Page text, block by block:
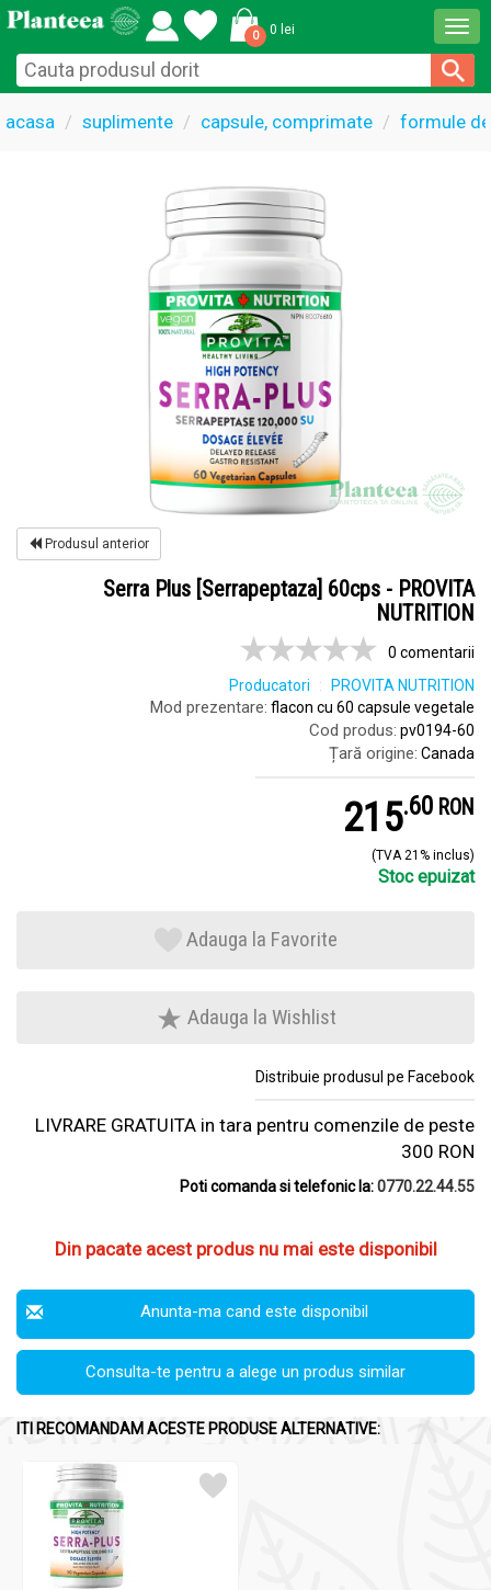
0 0 lei
acasa suplimente capsule, comprimate formule
Produsul anterior
Serra Plus [Serrapeptaza] 60cps - PROVITA
NUTRITION
0 comentarii
Producatori
PROVITA NUTRITION
Mod prezentare: flacon cu 60 capsule vegetale
Cod produs: pv0194-60
Țară origine: Canada
215.6 RON
(TVA 21% inclus)
Stoc epuizat
Adauga la Favorite
Adauga la Wishlist
Distribuie produsul pe Facebook
LIVRARE GRATUITA in tara pentru comenzile de peste
300 RON
Poti comanda si telefonic la:0770.22.44.55
Din pacate acest produs nu mai este disponibil
Anunta-ma cand este disponibil
Consulta-te pentru a alege un produs similar
ITI RECOMANDAM ACESTE PRODUSE ALTERNATIVE: